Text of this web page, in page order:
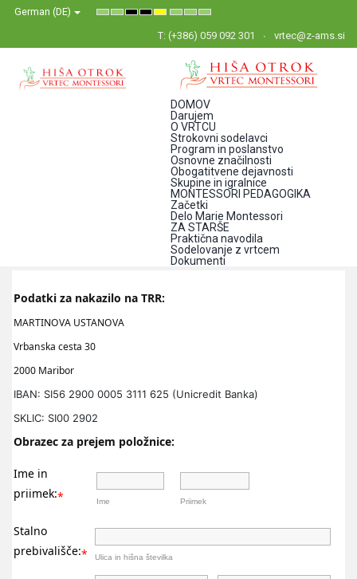
German (DE)
Default
NightHighHigh
Black
Yellow
High
Yellow
Black
Set
Font
Set
Font
Set
Font
T: (+386) 059 092 301 vrtec@z-ams.si
DOMOV
Darujem
O VRTCU
Strokovni sodelavci
Program in poslanstvo
Osnovne značilnosti
Obogatitvene dejavnosti
Skupine in igralnice
MONTESSORI PEDAGOGIKA
Začetki
Delo Marie Montessori
ZA STARŠE
Praktična navodila
Sodelovanje z vrtcem
Dokumenti
Podatki za nakazilo na TRR:
MARTINOVA USTANOVA
Vrbanska cesta 30
2000 Maribor
IBAN: SI56 2900 0005 3111 625 (Unicredit Banka)
SKLIC: SI00 2902
Obrazec za prejem položnice:
Ime in
priimek:* Ime Priimek
Stalno
prebivališče:* Ulica in hišna številka